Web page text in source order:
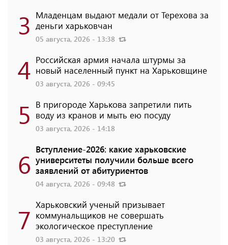
3 Младенцам выдают медали от Терехова за
деньги харьковчан
05 августа, 2026 - 13:38
4 Российская армия начала штурмы за
новый населенный пункт на Харьковщине
03 августа, 2026 - 09:45
5 В пригороде Харькова запретили пить
воду из кранов и мыть ею посуду
03 августа, 2026 - 14:18
6 Вступление-2026: какие харьковские
университеты получили больше всего
заявлений от абитуриентов
04 августа, 2026 - 09:48
7 Харьковский ученый призывает
коммунальщиков не совершать
экологическое преступление
03 августа, 2026 - 13:20